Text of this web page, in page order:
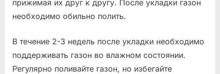
прижимая их друг к другу. После укладки газон
необходимо обильно полить.
В течение 2-3 недель после укладки необходимо
поддерживать газон во влажном состоянии.
Регулярно поливайте газон, но избегайте